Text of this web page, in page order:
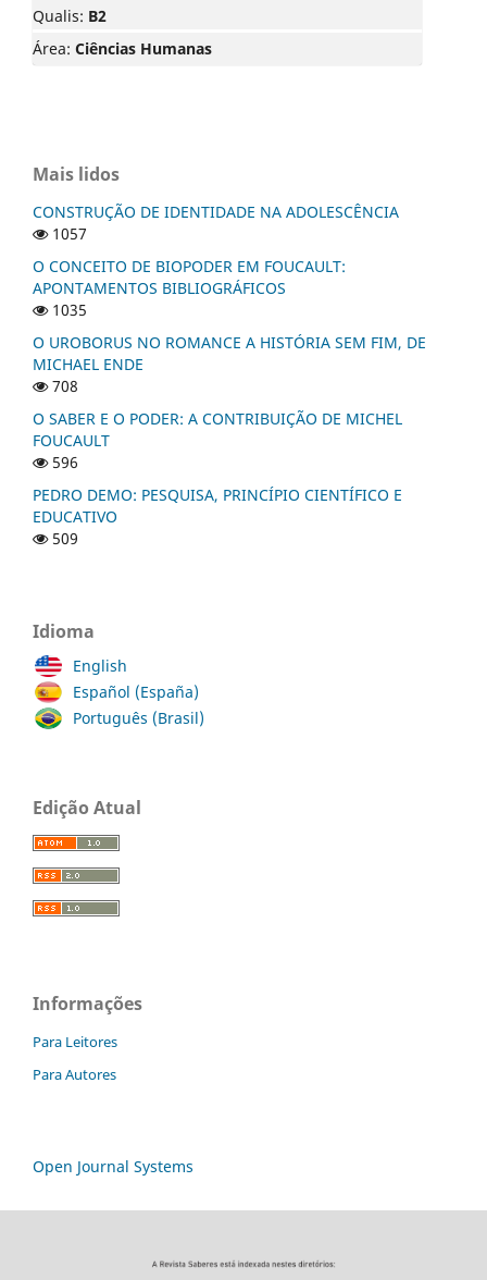
Qualis: B2
Área: Ciências Humanas
Mais lidos
CONSTRUÇÃO DE IDENTIDADE NA ADOLESCÊNCIA
1057
O CONCEITO DE BIOPODER EM FOUCAULT:
APONTAMENTOS BIBLIOGRÁFICOS
1035
O UROBORUS NO ROMANCE A HISTÓRIA SEM FIM, DE
MICHAEL ENDE
708
O SABER E O PODER: A CONTRIBUIÇÃO DE MICHEL
FOUCAULT
596
PEDRO DEMO: PESQUISA, PRINCÍPIO CIENTÍFICO E
EDUCATIVO
509
Idioma
English
Español (España)
Português (Brasil)
Edição Atual
Informações
Para Leitores
Para Autores
Open Journal Systems